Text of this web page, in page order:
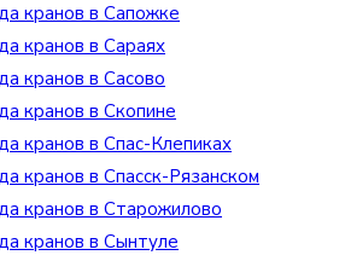
кранов в Сапожке
кранов в Сараях
кранов в Сасово
кранов в Скопине
кранов в Спас-Клепиках
кранов в Спасск-Рязанском
кранов в Старожилово
кранов в Сынтуле